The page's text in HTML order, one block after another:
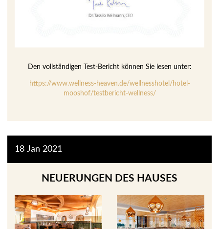
Den vollständigen Test-Bericht können Sie lesen unter:
https://www.wellness-heaven.de/wellnesshotel/hotel-
mooshof/testbericht-wellness/
2021
18 Jan
NEUERUNGEN DES HAUSES